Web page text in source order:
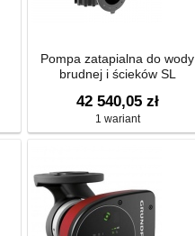
Pompa zatapialna do wody
brudnej i ścieków SL
42 540,05 zł
1 wariant